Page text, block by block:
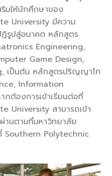
ริมให้นักศึกษาของ
University มีความ
ฏิรูปสู่อนาคต หลักสูตร
Engineering,
Game Design,
เป็นต้น หลักสูตรปริญญาโท
Information
กต้องการเข้าเรียนต่อที่
University สามารถเข้า
านตามที่มหาวิทยาลัย
Southern Polytechnic